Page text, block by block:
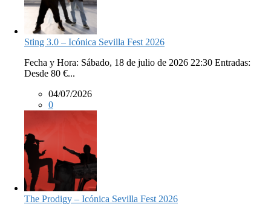
Sting 3.0 – Icónica Sevilla Fest 2026
Fecha y Hora: Sábado, 18 de julio de 2026 22:30 Entradas:
Desde 80 €...
04/07/2026
0
The Prodigy – Icónica Sevilla Fest 2026